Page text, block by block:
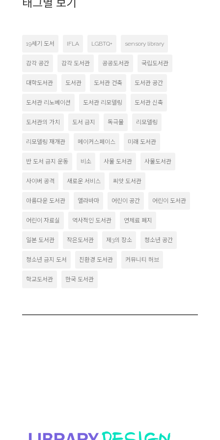
19세기 도서 IFLA LGBTQ+ sensory library
감각 공간 감각 도서관 공공도서관 국립도서관
대학도서관 도서관 도서관 건축 도서관 공간
도서관 리노베이션 도서관 리모델링 도서관 신축
도서관의 가치 도서 금지 독극물 리모델링
리모델링 재개관 메이커스페이스 미래 도서관
반 도서 금지 운동 비소 사물 도서관 사물도서관
사이버 공격 새로운 서비스 씨앗 도서관
아름다운 도서관 앨라바마 어린이 공간 어린이 도서관
어린이 자료실 역사적인 도서관 연체료 폐지
일본 도서관 작은도서관 제3의 장소 청소년 공간
청소년 금지 도서 친환경 도서관 커뮤니티 허브
학교도서관 한국 도서관